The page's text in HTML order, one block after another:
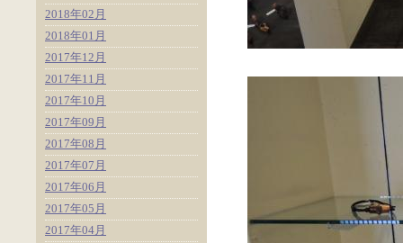
2018年02月
2018年01月
2017年12月
2017年11月
2017年10月
2017年09月
2017年08月
2017年07月
2017年06月
2017年05月
2017年04月